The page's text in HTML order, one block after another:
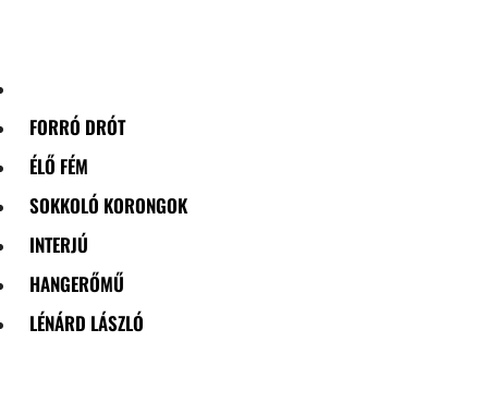
FORRÓ DRÓT
ÉLŐ FÉM
SOKKOLÓ KORONGOK
INTERJÚ
HANGERŐMŰ
LÉNÁRD LÁSZLÓ